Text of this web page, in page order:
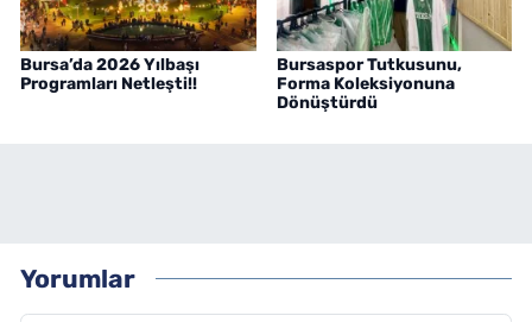
Bursa’da 2026 Yılbaşı
Programları Netleşti!!
Bursaspor Tutkusunu,
Forma Koleksiyonuna
Dönüştürdü
Yorumlar